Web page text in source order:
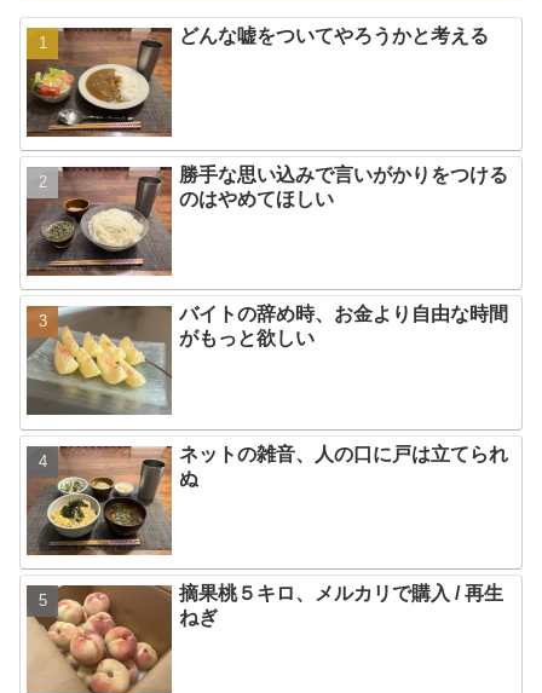
どんな嘘をついてやろうかと考える
勝手な思い込みで言いがかりをつける
のはやめてほしい
バイトの辞め時、お金より自由な時間
がもっと欲しい
ネットの雑音、人の口に戸は立てられ
ぬ
摘果桃５キロ、メルカリで購入 / 再生
ねぎ